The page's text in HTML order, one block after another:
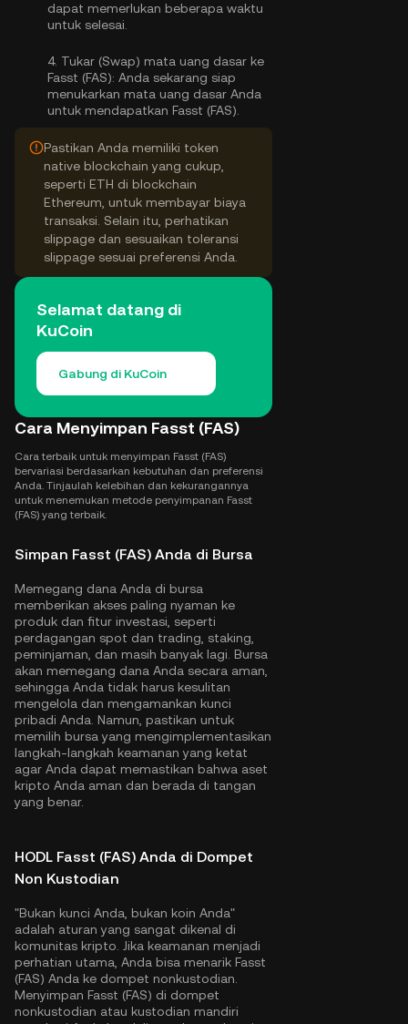
dapat memerlukan beberapa waktu
untuk selesai.
4. Tukar (Swap) mata uang dasar ke
Fasst (FAS): Anda sekarang siap
menukarkan mata uang dasar Anda
untuk mendapatkan Fasst (FAS).
Pastikan Anda memiliki token
native blockchain yang cukup,
seperti ETH di blockchain
Ethereum, untuk membayar biaya
transaksi. Selain itu, perhatikan
slippage dan sesuaikan toleransi
slippage sesuai preferensi Anda.
Selamat datang di
KuCoin
Gabung di KuCoin
Cara Menyimpan Fasst (FAS)
Cara terbaik untuk menyimpan Fasst (FAS)
bervariasi berdasarkan kebutuhan dan preferensi
Anda. Tinjaulah kelebihan dan kekurangannya
untuk menemukan metode penyimpanan Fasst
(FAS) yang terbaik.
Simpan Fasst (FAS) Anda di Bursa
Memegang dana Anda di bursa
memberikan akses paling nyaman ke
produk dan fitur investasi, seperti
perdagangan spot dan trading, staking,
peminjaman, dan masih banyak lagi. Bursa
akan memegang dana Anda secara aman,
sehingga Anda tidak harus kesulitan
mengelola dan mengamankan kunci
pribadi Anda. Namun, pastikan untuk
memilih bursa yang mengimplementasikan
langkah-langkah keamanan yang ketat
agar Anda dapat memastikan bahwa aset
kripto Anda aman dan berada di tangan
yang benar.
HODL Fasst (FAS) Anda di Dompet
Non Kustodian
"Bukan kunci Anda, bukan koin Anda"
adalah aturan yang sangat dikenal di
komunitas kripto. Jika keamanan menjadi
perhatian utama, Anda bisa menarik Fasst
(FAS) Anda ke dompet nonkustodian.
Menyimpan Fasst (FAS) di dompet
nonkustodian atau kustodian mandiri